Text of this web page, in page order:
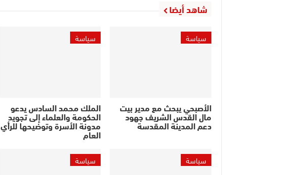
شاهد أيضا
سياسة
الأصبحي يبحث مع مدير بيت
مال القدس الشريف جهود
دعم المدينة المقدسة
سياسة
الملك محمد السادس يدعو
الحكومة والعلماء إلى تجويد
مدونة الأسرة وتوضيحها للرأي
العام
سياسة سياسة